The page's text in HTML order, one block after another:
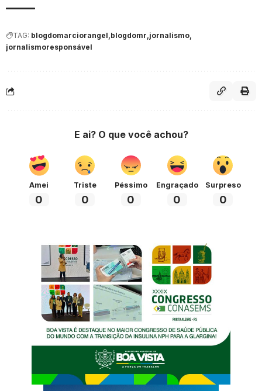
TAG: blogdomarciorangel blogdomr jornalismo
jornalismoresponsável
E ai? O que você achou?
Amei
0
Triste
0
Péssimo
0
Engraçado
0
Surpreso
0